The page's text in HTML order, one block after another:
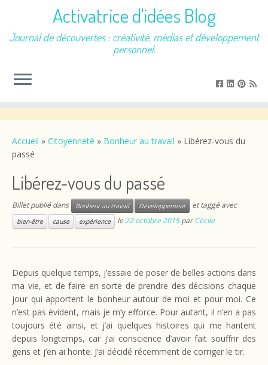
contenu
Activatrice d'idées Blog
Journal de découvertes : créativité, médias et développement
personnel.
Accueil » Citoyenneté » Bonheur au travail » Libérez-vous du
passé
Libérez-vous du passé
Billet publié dans Bonheur au travail Développement et taggé avec
bien-être cause expérience le22 octobre 2015 parCécile
Depuis quelque temps, j’essaie de poser de belles actions dans
ma vie, et de faire en sorte de prendre des décisions chaque
jour qui apportent le bonheur autour de moi et pour moi. Ce
n’est pas évident, mais je m’y efforce. Pour autant, il n’en a pas
toujours été ainsi, et j’ai quelques histoires qui me hantent
depuis longtemps, car j’ai conscience d’avoir fait souffrir des
gens et j’en ai honte. J’ai décidé récemment de corriger le tir.